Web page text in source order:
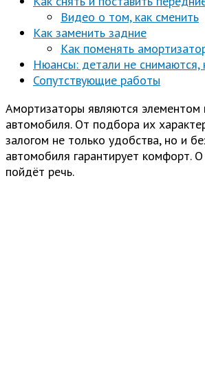
Видео о том, как сменить
Как заменить задние
Как поменять
Нюансы: детали не снимаются,
Сопутствующие работы
Амортизаторы являются
автомобиля. От подбора их
залогом не только удобства, но и
автомобиля гарантирует комфорт.
пойдёт речь.